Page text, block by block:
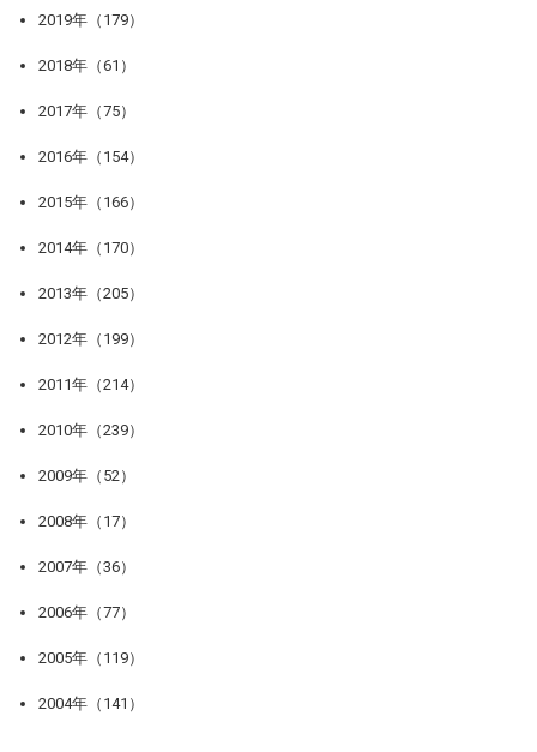
2019年（179）
2018年（61）
2017年（75）
2016年（154）
2015年（166）
2014年（170）
2013年（205）
2012年（199）
2011年（214）
2010年（239）
2009年（52）
2008年（17）
2007年（36）
2006年（77）
2005年（119）
2004年（141）